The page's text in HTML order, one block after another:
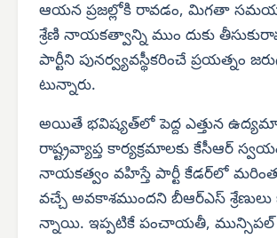
ఆయన ప్రజల్లోకి రావడం, మిగతా
శ్రేణి నాయకత్వాన్ని ముం దుకు
పార్టీని పునర్వ్యవస్థీకరించే ప్రయత్నం
టున్నారు.
అయితే భవిష్యత్‌లో పెద్ద ఎత్తున
రాష్ట్రవ్యాప్త కార్యక్రమాలకు కేసీఆర్
నాయకత్వం వహిస్తే పార్టీ కేడర్‌లో
వచ్చే అవకాశముందని బీఆర్‌ఎస్ శ్రేణులు
న్నాయి. ఇప్పటికే పంచాయతీ, మున్సిపల్